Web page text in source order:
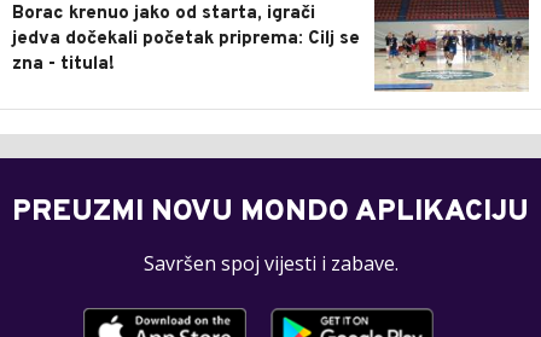
Borac krenuo jako od starta, igrači
jedva dočekali početak priprema: Cilj se
zna - titula!
PREUZMI NOVU MONDO APLIKACIJU
Savršen spoj vijesti i zabave.